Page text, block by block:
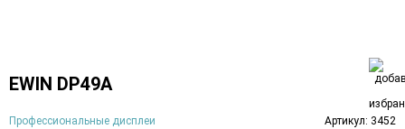
EWIN DP49A
Профессиональные дисплеи Артикул: 3452